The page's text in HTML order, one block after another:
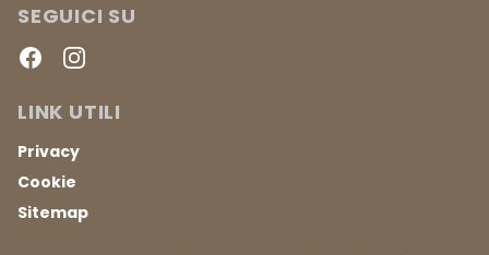
SEGUICI SU
FacebookInstagram
LINK UTILI
Privacy
Cookie
Sitemap